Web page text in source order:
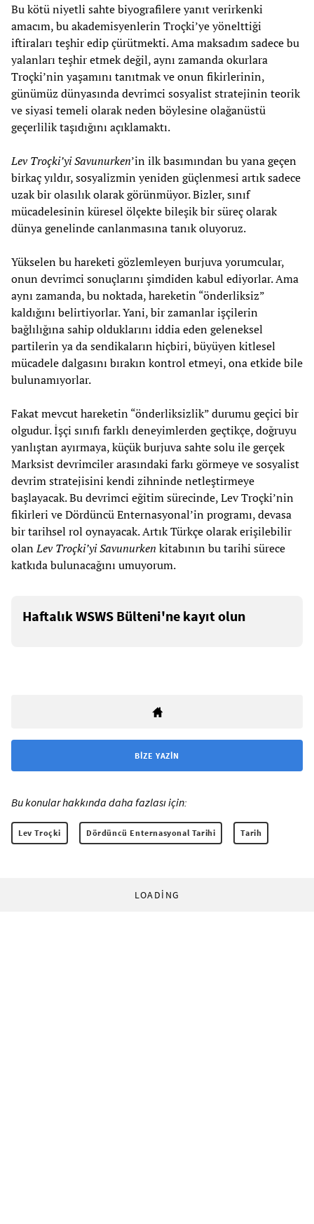
Bu kötü niyetli sahte biyografilere yanıt verirkenki
amacım, bu akademisyenlerin Troçki’ye yönelttiği
iftiraları teşhir edip çürütmekti. Ama maksadım sadece bu
yalanları teşhir etmek değil, aynı zamanda okurlara
Troçki’nin yaşamını tanıtmak ve onun fikirlerinin,
günümüz dünyasında devrimci sosyalist stratejinin teorik
ve siyasi temeli olarak neden böylesine olağanüstü
geçerlilik taşıdığını açıklamaktı.
Lev Troçki’yi Savunurken’in ilk basımından bu yana geçen
birkaç yıldır, sosyalizmin yeniden güçlenmesi artık sadece
uzak bir olasılık olarak görünmüyor. Bizler, sınıf
mücadelesinin küresel ölçekte bileşik bir süreç olarak
dünya genelinde canlanmasına tanık oluyoruz.
Yükselen bu hareketi gözlemleyen burjuva yorumcular,
onun devrimci sonuçlarını şimdiden kabul ediyorlar. Ama
aynı zamanda, bu noktada, hareketin “önderliksiz”
kaldığını belirtiyorlar. Yani, bir zamanlar işçilerin
bağlılığına sahip olduklarını iddia eden geleneksel
partilerin ya da sendikaların hiçbiri, büyüyen kitlesel
mücadele dalgasını bırakın kontrol etmeyi, ona etkide bile
bulunamıyorlar.
Fakat mevcut hareketin “önderliksizlik” durumu geçici bir
olgudur. İşçi sınıfı farklı deneyimlerden geçtikçe, doğruyu
yanlıştan ayırmaya, küçük burjuva sahte solu ile gerçek
Marksist devrimciler arasındaki farkı görmeye ve sosyalist
devrim stratejisini kendi zihninde netleştirmeye
başlayacak. Bu devrimci eğitim sürecinde, Lev Troçki’nin
fikirleri ve Dördüncü Enternasyonal’in programı, devasa
bir tarihsel rol oynayacak. Artık Türkçe olarak erişilebilir
olanLev Troçki’yi Savunurken kitabının bu tarihi sürece
katkıda bulunacağını umuyorum.
Haftalık WSWS Bülteni'ne kayıt olun
BIZE YAZIN
Bu konular hakkında daha fazlası için:
Lev Troçki Dördüncü Enternasyonal Tarihi Tarih
LOADING